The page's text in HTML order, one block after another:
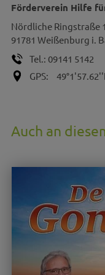
Förderverein Hilfe
Nördliche Ringstraße
91781 Weißenburg i.
Tel.: 09141 5142
GPS:
Auch an